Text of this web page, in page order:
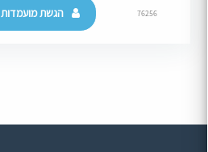
76256 הגשת מועמדות